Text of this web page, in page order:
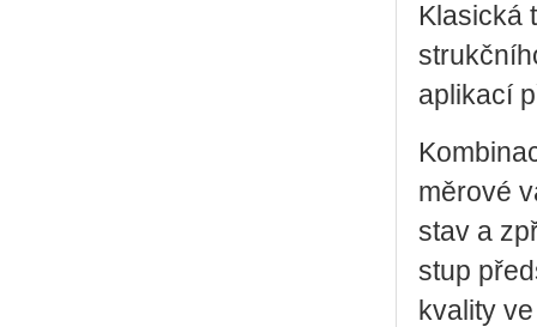
Kla­sic­ká
apli­ka­cí
mě­ro­vé
stav a
stup
kva­li­ty